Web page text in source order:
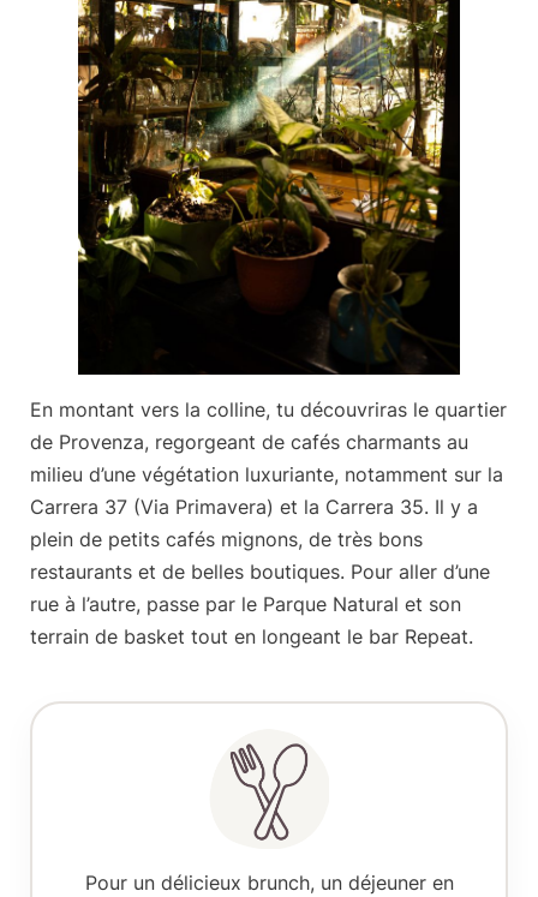
En montant vers la colline, tu découvriras le quartier
de Provenza, regorgeant de cafés charmants au
milieu d’une végétation luxuriante, notamment sur la
Carrera 37 (Via Primavera) et la Carrera 35. Il y a
plein de petits cafés mignons, de très bons
restaurants et de belles boutiques. Pour aller d’une
rue à l’autre, passe par le Parque Natural et son
terrain de basket tout en longeant le bar Repeat.
Pour un délicieux brunch, un déjeuner en